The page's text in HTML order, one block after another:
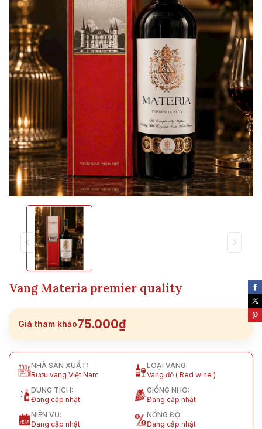
Vang Materia premier quality
Giá tham khảo75.000₫
NHÀ SẢN XUẤT:
Rượu vang Việt Nam
LOẠI VANG:
Vang đỏ ( Red wine )
DUNG TÍCH:
Đang cập nhật
GIỐNG NHO:
Đang cập nhật
NIÊN VỤ:
Đang cập nhật
NỒNG ĐỘ:
Đang cập nhật